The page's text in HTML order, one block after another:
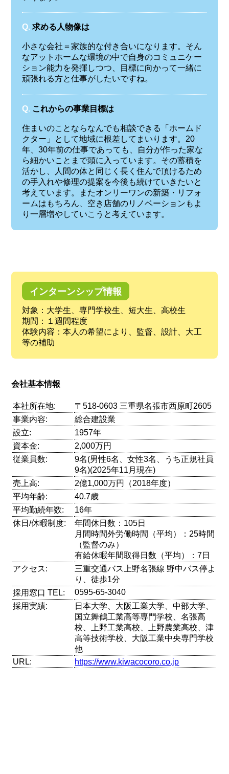
Q. 求める人物像は
小さな会社＝家族的な付き合いになります。そん
なアットホームな環境の中で自身のコミュニケー
ション能力を発揮しつつ、目標に向かって一緒に
頑張れる方と仕事がしたいですね。
Q. これからの事業目標は
住まいのことならなんでも相談できる「ホームド
クター」として地域に根差してまいります。20
年、30年前の仕事であっても、自分が作った家な
ら細かいことまで頭に入っています。その蓄積を
活かし、人間の体と同じく長く住んで頂けるため
の手入れや修理の提案を今後も続けていきたいと
考えています。またオンリーワンの新築・リフォ
ームはもちろん、空き店舗のリノベーションもよ
り一層増やしていこうと考えています。
インターンシップ情報
対象：大学生、専門学校生、短大生、高校生
期間：１週間程度
体験内容：本人の希望により、監督、設計、大工
等の補助
会社基本情報
本社所在地:
〒518-0603 三重県名張市西原町2605
事業内容:
総合建設業
設立:
1957年
資本金:
2,000万円
従業員数:
9名(男性6名、女性3名、うち正規社員
9名)(2025年11月現在)
売上高:
2億1,000万円（2018年度）
平均年齢:
40.7歳
平均勤続年数:
16年
休日/休暇制度:
年間休日数：105日
月間時間外労働時間（平均）：25時間
（監督のみ）
有給休暇年間取得日数（平均）：7日
アクセス:
三重交通バス上野名張線 野中バス停よ
り、徒歩1分
採用窓口 TEL:
0595-65-3040
採用実績:
日本大学、大阪工業大学、中部大学、
国立舞鶴工業高等専門学校、名張高
校、上野工業高校、上野農業高校、津
高等技術学校、大阪工業中央専門学校
他
URL:
https://www.kiwacocoro.co.jp